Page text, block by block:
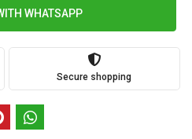
WHATSAPP
Secure shopping